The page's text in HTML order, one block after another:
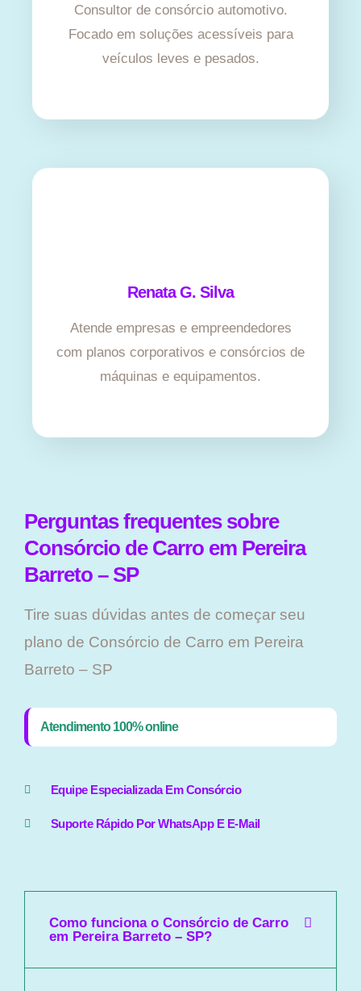
Consultor de consórcio automotivo.
Focado em soluções acessíveis para
veículos leves e pesados.
Renata G. Silva
Atende empresas e empreendedores
com planos corporativos e consórcios de
máquinas e equipamentos.
Perguntas frequentes sobre
Consórcio de Carro em Pereira
Barreto – SP
Tire suas dúvidas antes de começar seu
plano ​de Consórcio de Carro em Pereira
Barreto – SP
Atendimento 100% online
Equipe Especializada Em Consórcio
Suporte Rápido Por WhatsApp E E-Mail
Como funciona o Consórcio de Carro
em Pereira Barreto – SP?